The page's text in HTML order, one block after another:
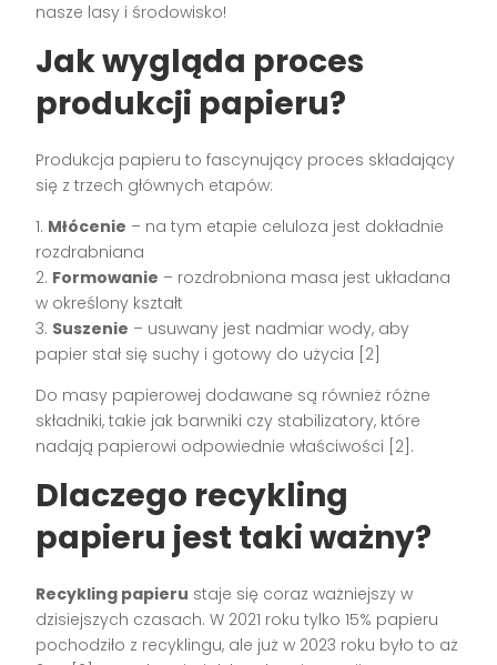
nasze lasy i środowisko!
Jak wygląda proces
produkcji papieru?
Produkcja papieru to fascynujący proces składający
się z trzech głównych etapów:
1. Młócenie – na tym etapie celuloza jest dokładnie
rozdrabniana
2. Formowanie – rozdrobniona masa jest układana
w określony kształt
3. Suszenie – usuwany jest nadmiar wody, aby
papier stał się suchy i gotowy do użycia [2]
Do masy papierowej dodawane są również różne
składniki, takie jak barwniki czy stabilizatory, które
nadają papierowi odpowiednie właściwości [2].
Dlaczego recykling
papieru jest taki ważny?
Recykling papieru staje się coraz ważniejszy w
dzisiejszych czasach. W 2021 roku tylko 15% papieru
pochodziło z recyklingu, ale już w 2023 roku było to aż